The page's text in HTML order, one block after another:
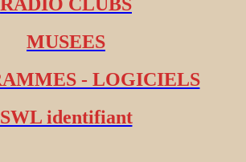
MUSEES
- LOGICIELS
SWL identifiant